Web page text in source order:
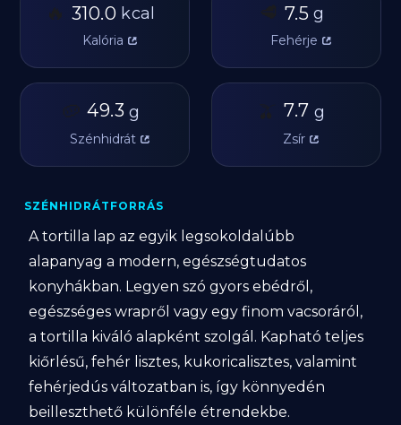
🔥 310.0 kcal
Kalória
🥩 7.5 g
Fehérje
🥔 49.3 g
Szénhidrát
🫒 7.7 g
Zsír
SZÉNHIDRÁTFORRÁS
A tortilla lap az egyik legsokoldalúbb
alapanyag a modern, egészségtudatos
konyhákban. Legyen szó gyors ebédről,
egészséges wrapről vagy egy finom vacsoráról,
a tortilla kiváló alapként szolgál. Kapható teljes
kiőrlésű, fehér lisztes, kukoricalisztes, valamint
fehérjedús változatban is, így könnyedén
beilleszthető különféle étrendekbe.